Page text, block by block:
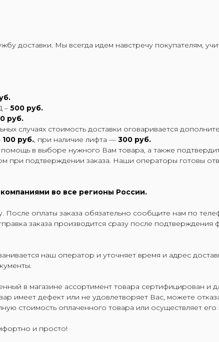
доставки. Мы всегда идем навстречу покупателям,
– 500 руб.
руб.
случаях стоимость доставки оговаривается
100 руб., при наличие лифта — 300 руб.
в выборе нужного Вам товара, а также
при подтверждении заказа. Наши операторы готовы
во все регионы России.
После оплаты заказа обязательно сообщите нам по
заказа производится сразу после подтверждения
наш оператор и уточняет время и адрес
в магазине ассортимент товара сертифицирован и
имеет дефект или не удовлетворяет Вас, можете
стоимость оплаченного товара или осуществляет его
и просто!